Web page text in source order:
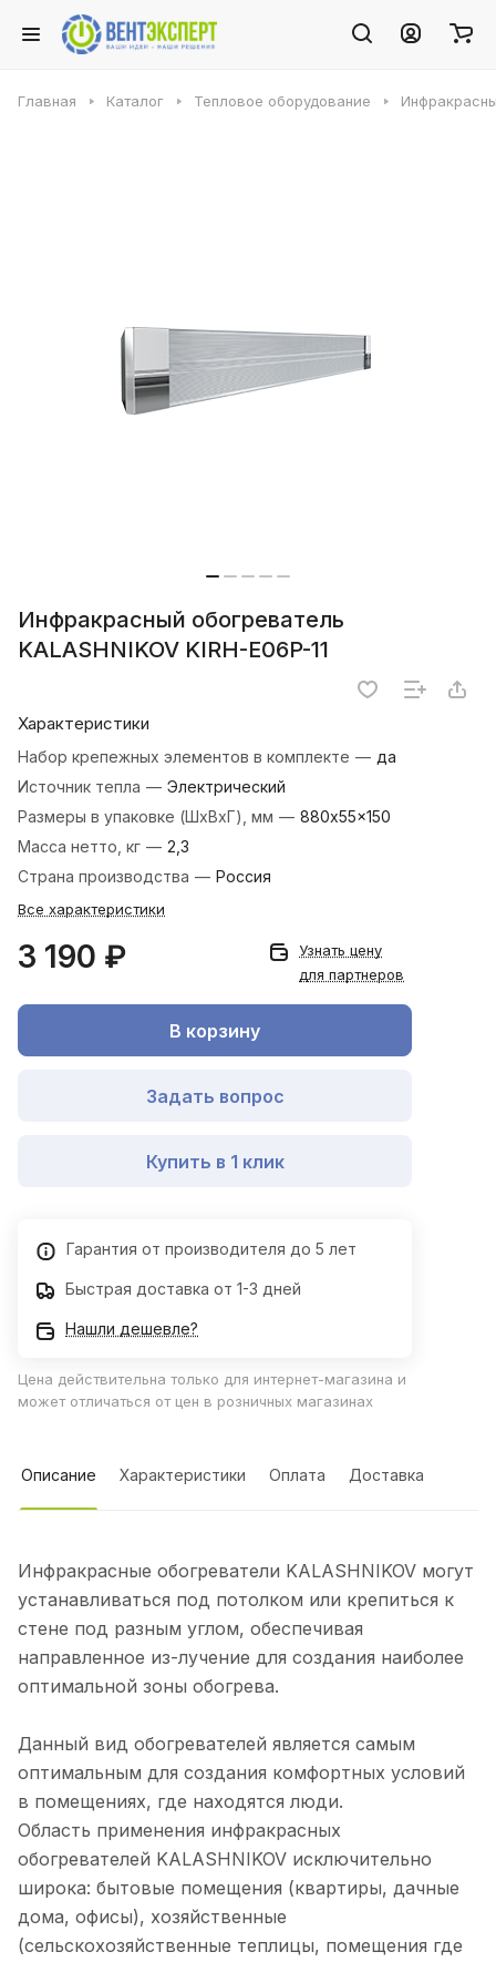
Главная Каталог Тепловое оборудование
Инфракрасный обогреватель
KALASHNIKOV KIRH-E06P-11
Характеристики
Набор крепежных элементов в комплекте — да
Источник тепла — Электрический
Размеры в упаковке (ШхВхГ), мм — 880x55x150
Масса нетто, кг — 2,3
Страна производства — Россия
Все характеристики
3 190 ₽
Узнать цену
для партнеров
В корзину
Задать вопрос
Купить в 1 клик
Гарантия от производителя до 5 лет
Быстрая доставка от 1-3 дней
Нашли дешевле?
Цена действительна только для интернет-магазина и
может отличаться от цен в розничных магазинах
Описание Характеристики Оплата Доставка
Инфракрасные обогреватели KALASHNIKOV могут
устанавливаться под потолком или крепиться к
стене под разным углом, обеспечивая
направленное из-лучение для создания наиболее
оптимальной зоны обогрева.
Данный вид обогревателей является самым
оптимальным для создания комфортных условий
в помещениях, где находятся люди.
Область применения инфракрасных
обогревателей KALASHNIKOV исключительно
широка: бытовые помещения (квартиры, дачные
дома, офисы), хозяйственные
(сельскохозяйственные теплицы, помещения где